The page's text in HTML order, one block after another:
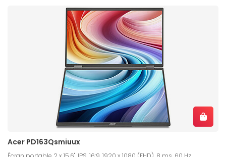
Acer PD163Qsmiuux